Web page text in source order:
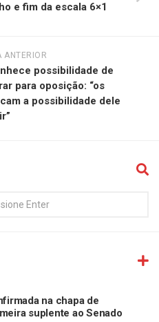
e fim da escala 6×1
ANTERIOR
possibilidade de
para oposição: “os
a possibilidade dele
ir”
na chapa de
suplente ao Senado